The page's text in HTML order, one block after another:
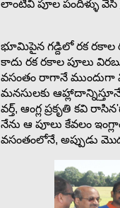
లాంటివి పూల పందిళ్ళు
భూమిపైన గడ్దిలో రక రకాల
కాదు రక రకాల పూలు
వసంతం రాగానే ముందుగా
మనసులకు
వర్త్, ఆంగ్ల ప్రకృతి కవి
నేను ఆ పూలు కేవలం
వసంతంలోనే, అప్పుడు